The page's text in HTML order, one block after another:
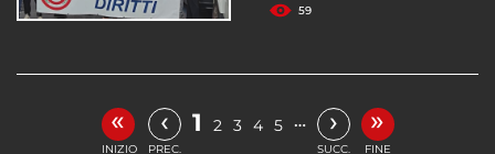
59
«
INIZIO
‹
PREC.
1 2 3 4 5 … ›
SUCC.
»
FINE